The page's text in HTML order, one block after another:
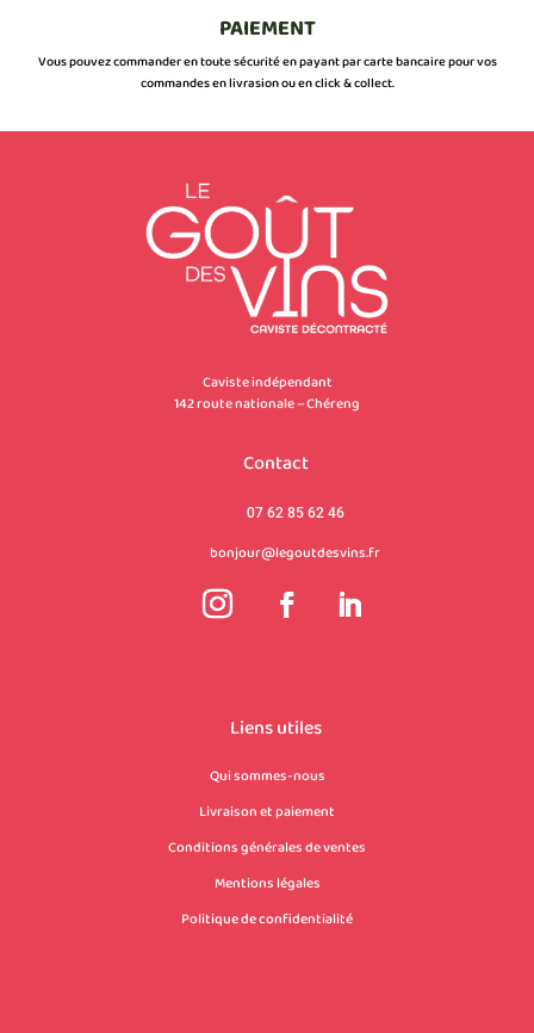
PAIEMENT
Vous pouvez commander en toute sécurité en payant par carte bancaire pour vos
commandes en livrasion ou en click & collect.
Caviste indépendant
142 route nationale – Chéreng
Contact
07 62 85 62 46
bonjour@legoutdesvins.fr
Liens utiles
Qui sommes-nous
Livraison et paiement
Conditions générales de ventes
Mentions légales
Politique de confidentialité